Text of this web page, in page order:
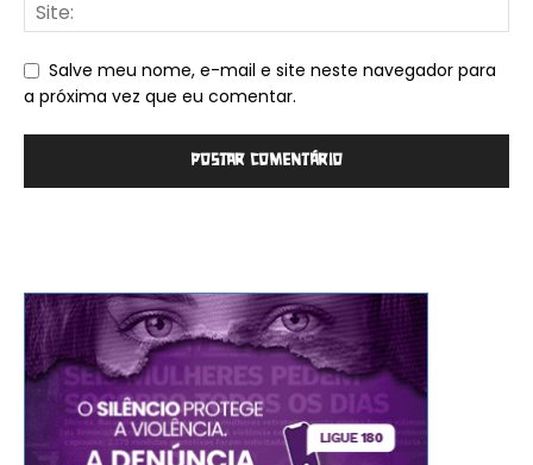
Salve meu nome, e-mail e site neste navegador para
a próxima vez que eu comentar.